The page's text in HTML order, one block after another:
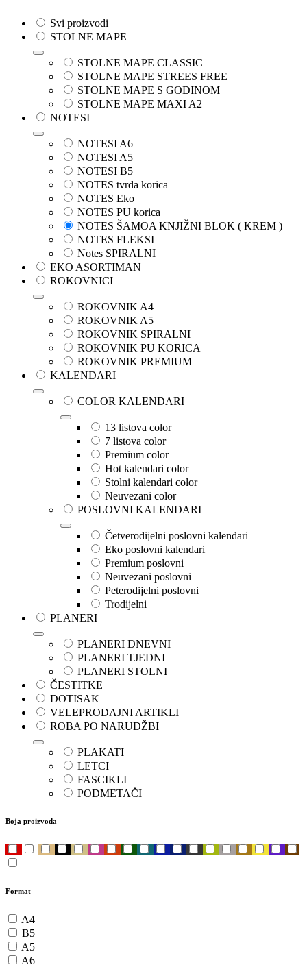
Svi proizvodi
STOLNE MAPE
STOLNE MAPE CLASSIC
STOLNE MAPE STREES FREE
STOLNE MAPE S GODINOM
STOLNE MAPE MAXI A2
NOTESI
NOTESI A6
NOTESI A5
NOTESI B5
NOTES tvrda korica
NOTES Eko
NOTES PU korica
NOTES ŠAMOA KNJIŽNI BLOK ( KREM )
NOTES FLEKSI
Notes SPIRALNI
EKO ASORTIMAN
ROKOVNICI
ROKOVNIK A4
ROKOVNIK A5
ROKOVNIK SPIRALNI
ROKOVNIK PU KORICA
ROKOVNIK PREMIUM
KALENDARI
COLOR KALENDARI
13 listova color
7 listova color
Premium color
Hot kalendari color
Stolni kalendari color
Neuvezani color
POSLOVNI KALENDARI
Četverodijelni poslovni kalendari
Eko poslovni kalendari
Premium poslovni
Neuvezani poslovni
Peterodijelni poslovni
Trodijelni
PLANERI
PLANERI DNEVNI
PLANERI TJEDNI
PLANERI STOLNI
ČESTITKE
DOTISAK
VELEPRODAJNI ARTIKLI
ROBA PO NARUDŽBI
PLAKATI
LETCI
FASCIKLI
PODMETAČI
Boja proizvoda
Format
A4
B5
A5
A6